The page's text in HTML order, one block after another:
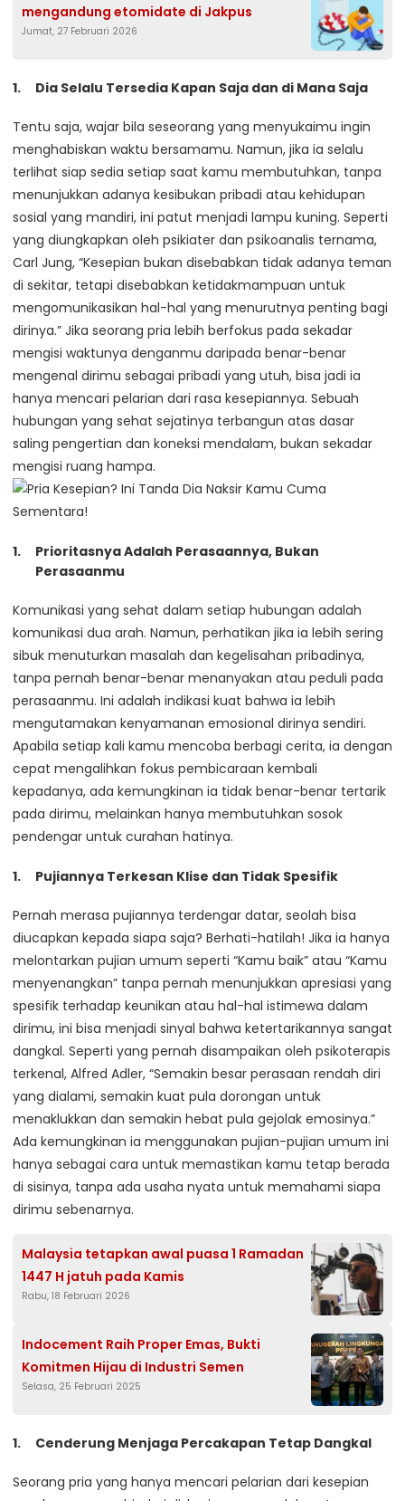
mengandung etomidate di Jakpus
Jumat, 27 Februari 2026
Dia Selalu Tersedia Kapan Saja dan di Mana Saja
Tentu saja, wajar bila seseorang yang menyukaimu ingin
menghabiskan waktu bersamamu. Namun, jika ia selalu
terlihat siap sedia setiap saat kamu membutuhkan, tanpa
menunjukkan adanya kesibukan pribadi atau kehidupan
sosial yang mandiri, ini patut menjadi lampu kuning. Seperti
yang diungkapkan oleh psikiater dan psikoanalis ternama,
Carl Jung, “Kesepian bukan disebabkan tidak adanya teman
di sekitar, tetapi disebabkan ketidakmampuan untuk
mengomunikasikan hal-hal yang menurutnya penting bagi
dirinya.” Jika seorang pria lebih berfokus pada sekadar
mengisi waktunya denganmu daripada benar-benar
mengenal dirimu sebagai pribadi yang utuh, bisa jadi ia
hanya mencari pelarian dari rasa kesepiannya. Sebuah
hubungan yang sehat sejatinya terbangun atas dasar
saling pengertian dan koneksi mendalam, bukan sekadar
mengisi ruang hampa.
Prioritasnya Adalah Perasaannya, Bukan
Perasaanmu
Komunikasi yang sehat dalam setiap hubungan adalah
komunikasi dua arah. Namun, perhatikan jika ia lebih sering
sibuk menuturkan masalah dan kegelisahan pribadinya,
tanpa pernah benar-benar menanyakan atau peduli pada
perasaanmu. Ini adalah indikasi kuat bahwa ia lebih
mengutamakan kenyamanan emosional dirinya sendiri.
Apabila setiap kali kamu mencoba berbagi cerita, ia dengan
cepat mengalihkan fokus pembicaraan kembali
kepadanya, ada kemungkinan ia tidak benar-benar tertarik
pada dirimu, melainkan hanya membutuhkan sosok
pendengar untuk curahan hatinya.
Pujiannya Terkesan Klise dan Tidak Spesifik
Pernah merasa pujiannya terdengar datar, seolah bisa
diucapkan kepada siapa saja? Berhati-hatilah! Jika ia hanya
melontarkan pujian umum seperti “Kamu baik” atau “Kamu
menyenangkan” tanpa pernah menunjukkan apresiasi yang
spesifik terhadap keunikan atau hal-hal istimewa dalam
dirimu, ini bisa menjadi sinyal bahwa ketertarikannya sangat
dangkal. Seperti yang pernah disampaikan oleh psikoterapis
terkenal, Alfred Adler, “Semakin besar perasaan rendah diri
yang dialami, semakin kuat pula dorongan untuk
menaklukkan dan semakin hebat pula gejolak emosinya.”
Ada kemungkinan ia menggunakan pujian-pujian umum ini
hanya sebagai cara untuk memastikan kamu tetap berada
di sisinya, tanpa ada usaha nyata untuk memahami siapa
dirimu sebenarnya.
Malaysia tetapkan awal puasa 1 Ramadan
1447 H jatuh pada Kamis
Rabu, 18 Februari 2026
Indocement Raih Proper Emas, Bukti
Komitmen Hijau di Industri Semen
Selasa, 25 Februari 2025
Cenderung Menjaga Percakapan Tetap Dangkal
Seorang pria yang hanya mencari pelarian dari kesepian